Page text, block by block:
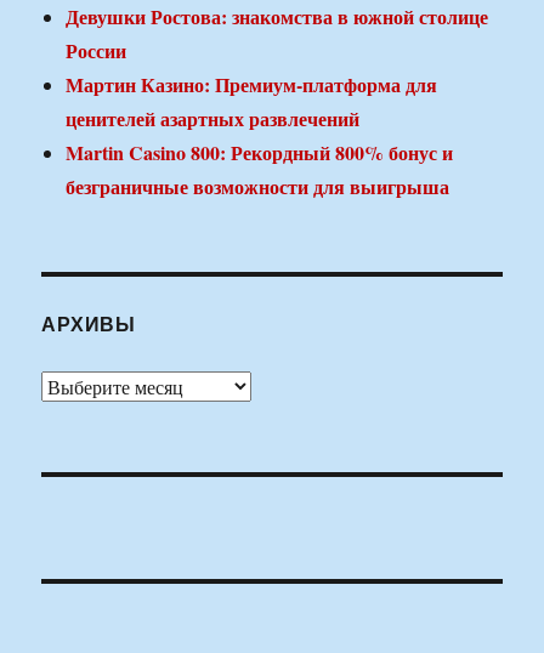
Девушки Ростова: знакомства в южной столице
России
Мартин Казино: Премиум-платформа для
ценителей азартных развлечений
Martin Casino 800: Рекордный 800% бонус и
безграничные возможности для выигрыша
АРХИВЫ
Архивы